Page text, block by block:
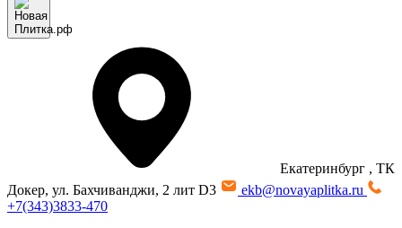
Екатеринбург , ТК
Докер, ул. Бахчиванджи, 2 лит D3
ekb@novayaplitka.ru
+7(343)3833-470